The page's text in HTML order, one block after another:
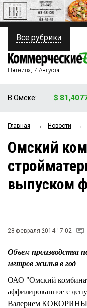
ПОЛИТИКА
ФИНАНСЫ
ОБЩЕСТВО
ЗАКОН
НОВОСТИ КОМПАНИЙ
Все рубрики
Пятница, 7 Августа
В Омске: $
Главная → Новости →
Омский
выпуском
28 февраля 2014 17:02
Объем производства
метров жилья в год
ОАО "Омский
аффилированное с
Валерием